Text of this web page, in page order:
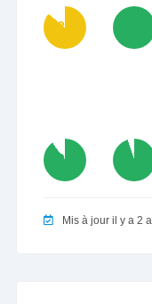
86
90 95
Mis à jour il y a 2